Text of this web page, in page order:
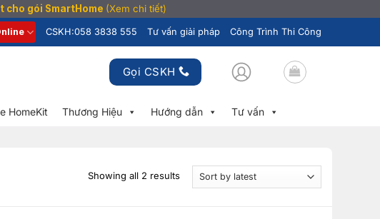
cho gói SmartHome (Xem chi tiết)
CSKH:058 3838 555 Tư vấn giải pháp Công Trình Thi Công
Gọi CSKH
HomeKit Thương Hiệu Hướng dẫn Tư vấn
Showing all 2 results